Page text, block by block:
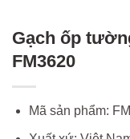
Gạch ốp
FM3620
Mã sản phẩm: